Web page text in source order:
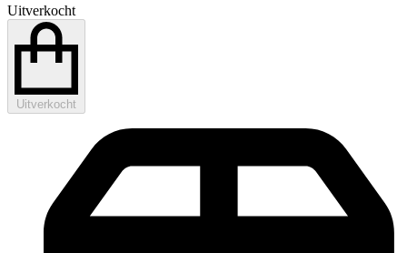
Uitverkocht
Uitverkocht